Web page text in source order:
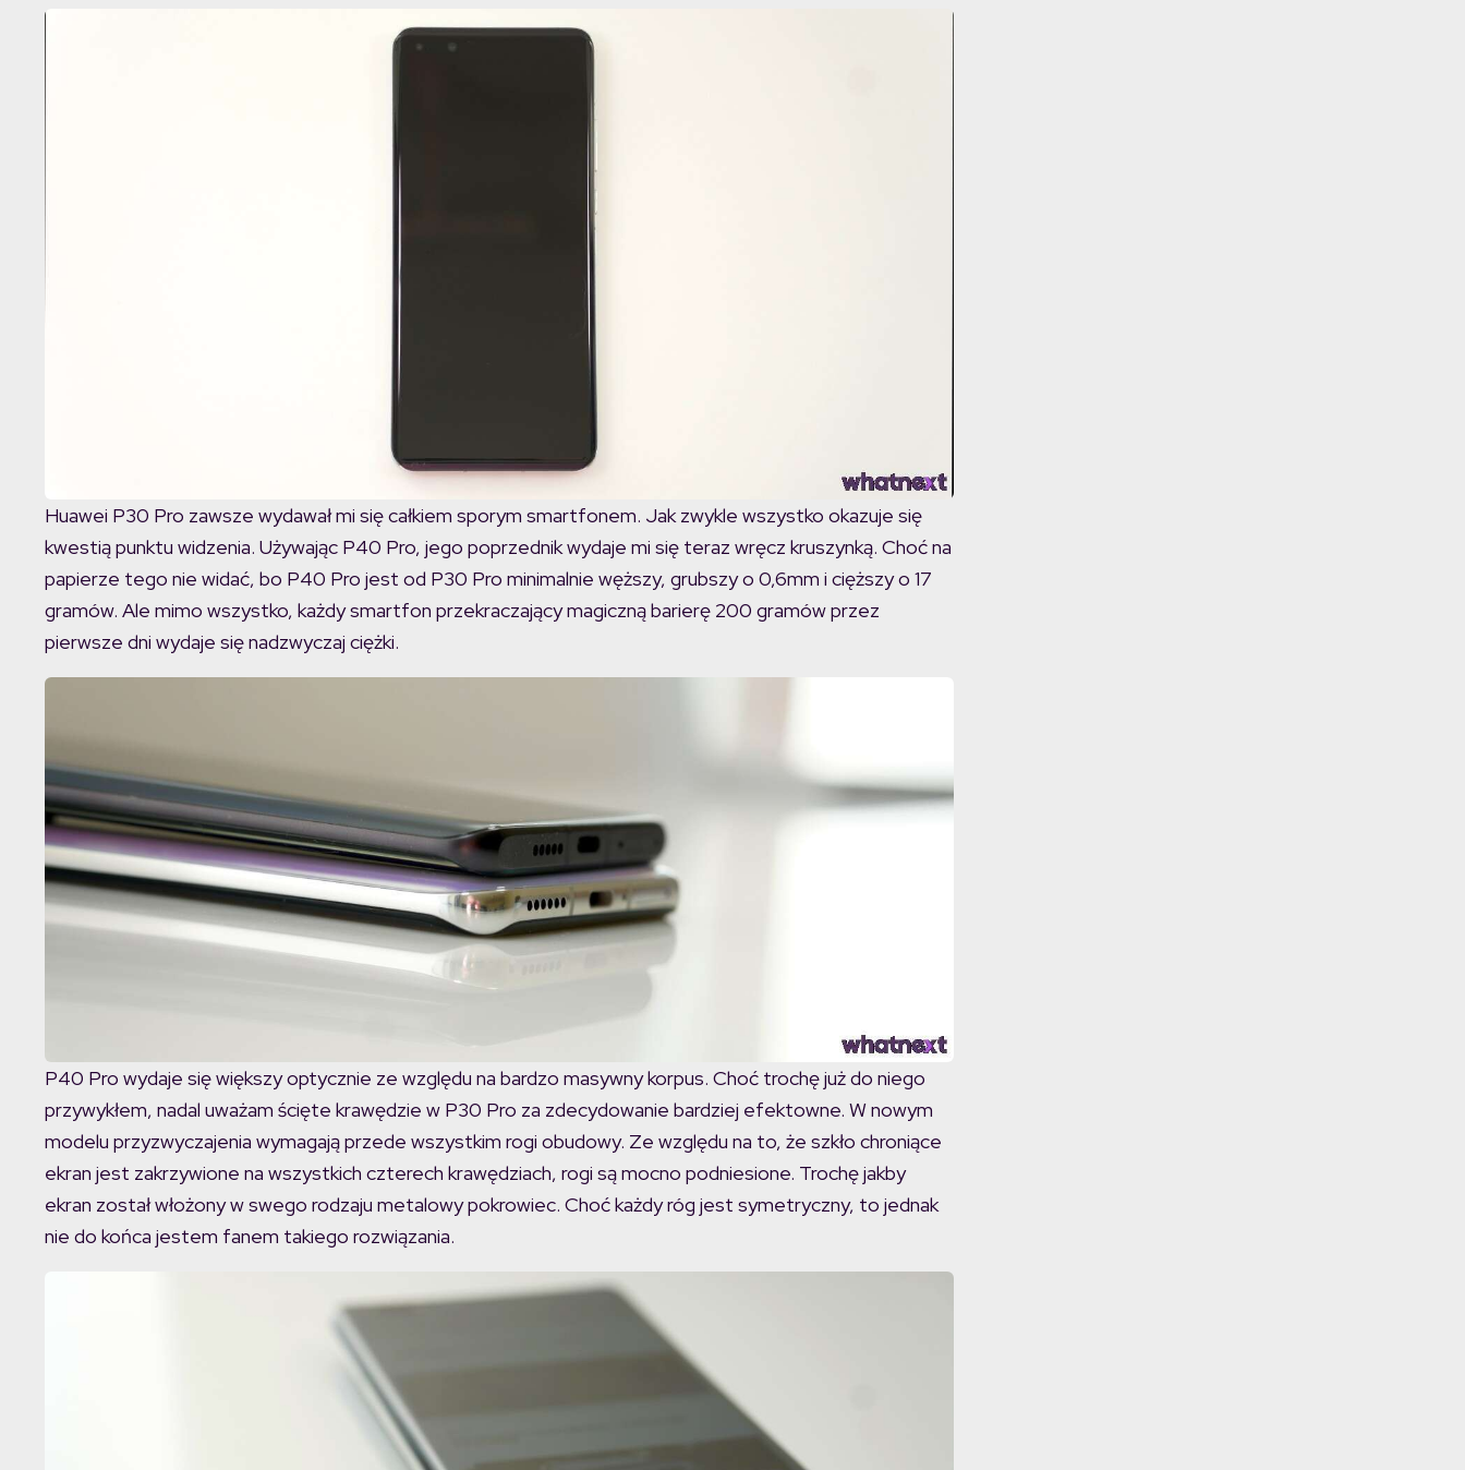
Huawei P30 Pro zawsze wydawał mi się całkiem sporym smartfonem. Jak zwykle wszystko okazuje się
kwestią punktu widzenia. Używając P40 Pro, jego poprzednik wydaje mi się teraz wręcz kruszynką. Choć na
papierze tego nie widać, bo P40 Pro jest od P30 Pro minimalnie węższy, grubszy o 0,6mm i cięższy o 17
gramów. Ale mimo wszystko, każdy smartfon przekraczający magiczną barierę 200 gramów przez
pierwsze dni wydaje się nadzwyczaj ciężki.
P40 Pro wydaje się większy optycznie ze względu na bardzo masywny korpus. Choć trochę już do niego
przywykłem, nadal uważam ścięte krawędzie w P30 Pro za zdecydowanie bardziej efektowne. W nowym
modelu przyzwyczajenia wymagają przede wszystkim rogi obudowy. Ze względu na to, że szkło chroniące
ekran jest zakrzywione na wszystkich czterech krawędziach, rogi są mocno podniesione. Trochę jakby
ekran został włożony w swego rodzaju metalowy pokrowiec. Choć każdy róg jest symetryczny, to jednak
nie do końca jestem fanem takiego rozwiązania.